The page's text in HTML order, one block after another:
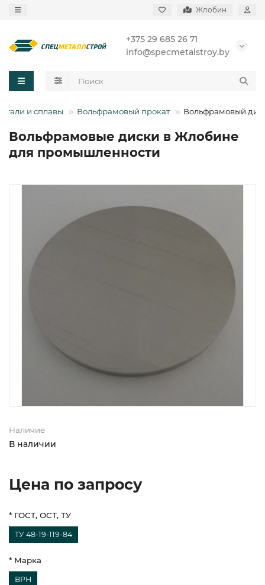
Жлобин
+375 29 685 26 71
info@specmetalstroy.by
и сплавы Вольфрамовый прокат Вольфрамовый
Вольфрамовые диски в Жлобине
для промышленности
Наличие
В наличии
Цена по запросу
* ГОСТ, ОСТ, ТУ
ТУ 48-19-119-84
* Марка
ВРН